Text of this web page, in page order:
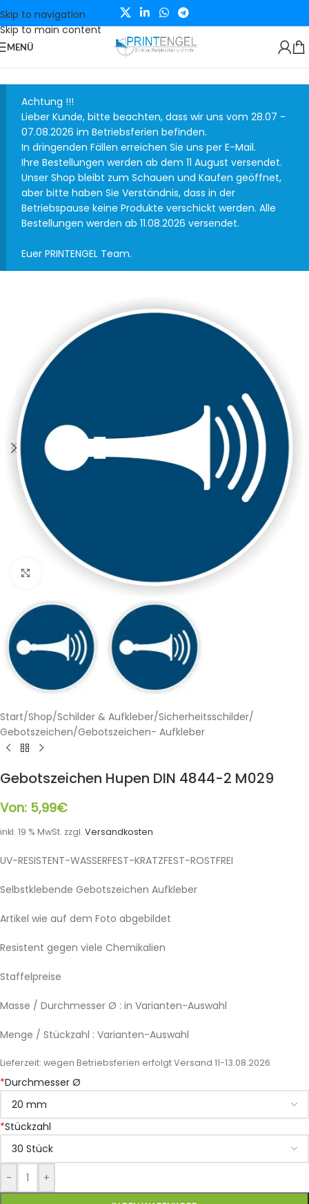
Skip to navigation
Skip to main content
MENÜ
Achtung !!!
Lieber Kunde, bitte beachten, dass wir uns vom 28.07 -
07.08.2026 im Betriebsferien befinden.
In dringenden Fällen erreichen Sie uns per E-Mail.
Ihre Bestellungen werden ab dem 11 August versendet.
Unser Shop bleibt zum Schauen und Kaufen geöffnet,
aber bitte haben Sie Verständnis, dass in der
Betriebspause keine Produkte verschickt werden. Alle
Bestellungen werden ab 11.08.2026 versendet.
Euer PRINTENGEL Team.
Klicken zum Vergrößern
Start/Shop/Schilder & Aufkleber/Sicherheitsschilder/
Gebotszeichen/Gebotszeichen- Aufkleber
Gebotszeichen Hupen DIN 4844-2 M029
Von: 5,99€
inkl. 19 % MwSt. zzgl. Versandkosten
UV-RESISTENT-WASSERFEST-KRATZFEST-ROSTFREI
Selbstklebende Gebotszeichen Aufkleber
Artikel wie auf dem Foto abgebildet
Resistent gegen viele Chemikalien
Staffelpreise
Masse / Durchmesser Ø : in Varianten-Auswahl
Menge / Stückzahl : Varianten-Auswahl
Lieferzeit: wegen Betriebsferien erfolgt Versand 11-13.08.2026
*Durchmesser Ø
*Stückzahl
- +